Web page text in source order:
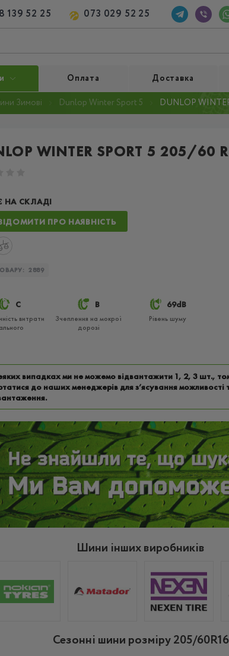
139 52 25 073 029 52 25
Оплата Доставка
Зимові Dunlop Winter Sport 5 DUNLOP
WINTER SPORT 5 205/60
НА СКЛАДІ
ПРО НАЯВНІСТЬ
2889
C
витрати
B
Зчеплення на мокрої
дорозі
69dB
Рівень шуму
випадках ми не можемо відвантажити 1, 2, 3 шт.,
до наших менеджерів для з’ясування можливості
Шини інших виробників
Сезонні шини розміру 205/60R16